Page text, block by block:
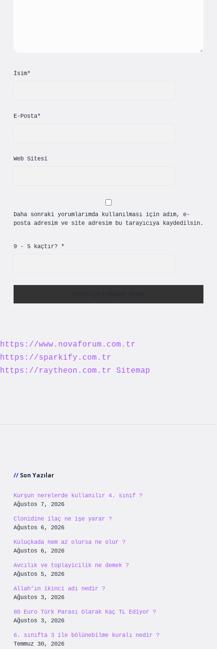
İsim*
E-Posta*
Web Sitesi
Daha sonraki yorumlarımda kullanılması için adım, e-
posta adresim ve site adresim bu tarayıcıya kaydedilsin.
9 - 5 kaçtır? *
https://www.novaforum.com.tr
https://sparkify.com.tr
https://raytheon.com.tr
Sitemap
Son Yazılar
Kurşun nerelerde kullanılır 4. sınıf ?
Ağustos 7, 2026
Clonidine ilaç ne işe yarar ?
Ağustos 6, 2026
Kuluçkada nem az olursa ne olur ?
Ağustos 6, 2026
Avcılık ve toplayicilik ne demek ?
Ağustos 5, 2026
Allah’ın ikinci adı nedir ?
Ağustos 3, 2026
80 Euro Türk Parası Olarak Kaç TL Ediyor ?
Ağustos 3, 2026
6. sınıfta 3 ile bölünebilme kuralı nedir ?
Temmuz 30, 2026